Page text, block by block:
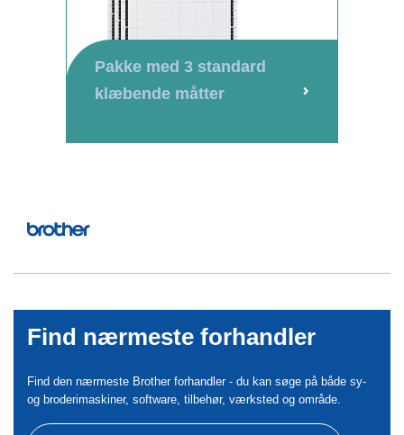
Pakke med 3 standard
klæbende måtter
Find nærmeste forhandler
Find den nærmeste Brother forhandler - du kan søge på både sy-
og broderimaskiner, software, tilbehør, værksted og område.